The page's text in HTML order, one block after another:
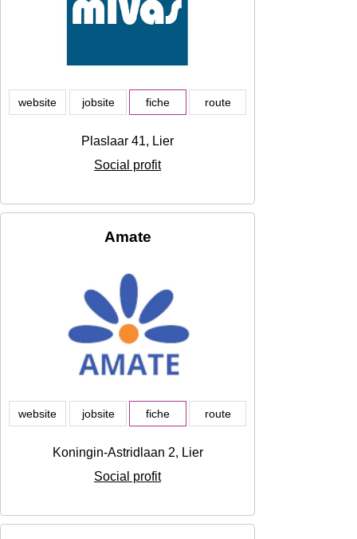
website jobsite fiche route
Plaslaar 41, Lier
Social profit
Amate
website jobsite fiche route
Koningin-Astridlaan 2, Lier
Social profit